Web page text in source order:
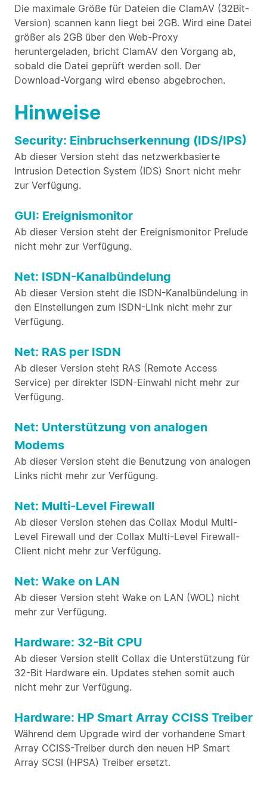
Die maximale Größe für Dateien die ClamAV (32Bit-
Version) scannen kann liegt bei 2GB. Wird eine Datei
größer als 2GB über den Web-Proxy
heruntergeladen, bricht ClamAV den Vorgang ab,
sobald die Datei geprüft werden soll. Der
Download-Vorgang wird ebenso abgebrochen.
Hinweise
Security: Einbruchserkennung (IDS/IPS)
Ab dieser Version steht das netzwerkbasierte
Intrusion Detection System (IDS) Snort nicht mehr
zur Verfügung.
GUI: Ereignismonitor
Ab dieser Version steht der Ereignismonitor Prelude
nicht mehr zur Verfügung.
Net: ISDN-Kanalbündelung
Ab dieser Version steht die ISDN-Kanalbündelung in
den Einstellungen zum ISDN-Link nicht mehr zur
Verfügung.
Net: RAS per ISDN
Ab dieser Version steht RAS (Remote Access
Service) per direkter ISDN-Einwahl nicht mehr zur
Verfügung.
Net: Unterstützung von analogen
Modems
Ab dieser Version steht die Benutzung von analogen
Links nicht mehr zur Verfügung.
Net: Multi-Level Firewall
Ab dieser Version stehen das Collax Modul Multi-
Level Firewall und der Collax Multi-Level Firewall-
Client nicht mehr zur Verfügung.
Net: Wake on LAN
Ab dieser Version steht Wake on LAN (WOL) nicht
mehr zur Verfügung.
Hardware: 32-Bit CPU
Ab dieser Version stellt Collax die Unterstützung für
32-Bit Hardware ein. Updates stehen somit auch
nicht mehr zur Verfügung.
Hardware: HP Smart Array CCISS Treiber
Während dem Upgrade wird der vorhandene Smart
Array CCISS-Treiber durch den neuen HP Smart
Array SCSI (HPSA) Treiber ersetzt.